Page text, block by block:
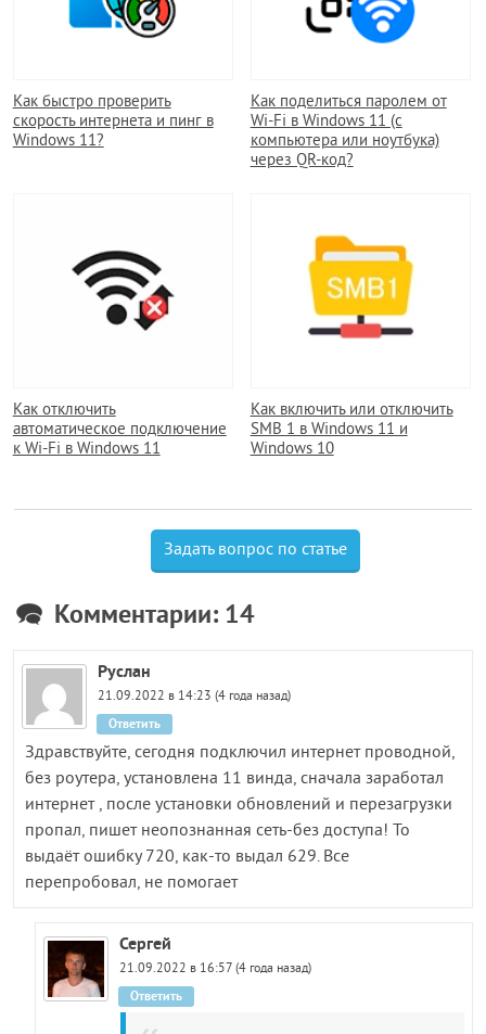
Как быстро проверить
скорость интернета и пинг в
Windows 11?
Как поделиться паролем от
Wi-Fi в Windows 11 (с
компьютера или ноутбука)
через QR-код?
Как отключить
автоматическое подключение
к Wi-Fi в Windows 11
Как включить или отключить
SMB 1 в Windows 11 и
Windows 10
Задать вопрос по статье
Комментарии: 14
Руслан
21.09.2022 в 14:23 (4 года назад)
Здравствуйте, сегодня подключил интернет проводной,
без роутера, установлена 11 винда, сначала заработал
интернет , после установки обновлений и перезагрузки
пропал, пишет неопознанная сеть-без доступа! То
выдаёт ошибку 720, как-то выдал 629. Все
перепробовал, не помогает
Ответить
Сергей
21.09.2022 в 16:57 (4 года назад)
Ответить